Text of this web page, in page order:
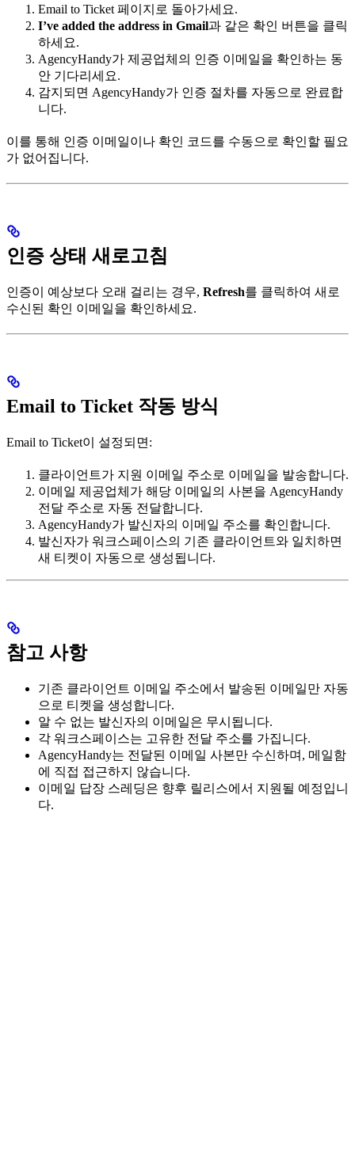
Email to Ticket 페이지로 돌아가세요.
I’ve added the address in Gmail과 같은 확인 버튼을 클릭
하세요.
AgencyHandy가 제공업체의 인증 이메일을 확인하는 동
안 기다리세요.
감지되면 AgencyHandy가 인증 절차를 자동으로 완료합
니다.
이를 통해 인증 이메일이나 확인 코드를 수동으로 확인할 필요
가 없어집니다.
인증 상태 새로고침
인증이 예상보다 오래 걸리는 경우, Refresh를 클릭하여 새로
수신된 확인 이메일을 확인하세요.
Email to Ticket 작동 방식
Email to Ticket이 설정되면:
클라이언트가 지원 이메일 주소로 이메일을 발송합니다.
이메일 제공업체가 해당 이메일의 사본을 AgencyHandy
전달 주소로 자동 전달합니다.
AgencyHandy가 발신자의 이메일 주소를 확인합니다.
발신자가 워크스페이스의 기존 클라이언트와 일치하면
새 티켓이 자동으로 생성됩니다.
참고 사항
기존 클라이언트 이메일 주소에서 발송된 이메일만 자동
으로 티켓을 생성합니다.
알 수 없는 발신자의 이메일은 무시됩니다.
각 워크스페이스는 고유한 전달 주소를 가집니다.
AgencyHandy는 전달된 이메일 사본만 수신하며, 메일함
에 직접 접근하지 않습니다.
이메일 답장 스레딩은 향후 릴리스에서 지원될 예정입니
다.